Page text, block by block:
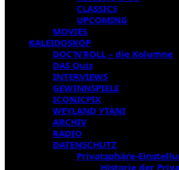
CLASSICS
UPCOMING
MOVIES
KALEIDOSKOP
DOC’N’ROLL – die Kolumne
DAS Quiz
INTERVIEWS
GEWINNSPIELE
ICONICPIX
WEYLAND YTANI
ARCHIV
RADIO
DATENSCHUTZ
Privatsphäre-
Historie der